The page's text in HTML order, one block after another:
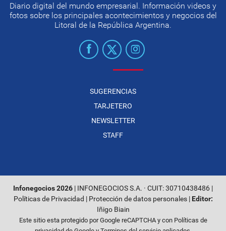
Diario digital del mundo empresarial. Información videos y
fotos sobre los principales acontecimientos y negocios del
Litoral de la República Argentina.
SUGERENCIAS
TARJETERO
NEWSLETTER
STAFF
Infonegocios 2026 | INFONEGOCIOS S.A. · CUIT: 30710438486 |
Políticas de Privacidad | Protección de datos personales| Editor:
Iñigo Biain
Este sitio esta protegido por Google reCAPTCHA y con Políticas de